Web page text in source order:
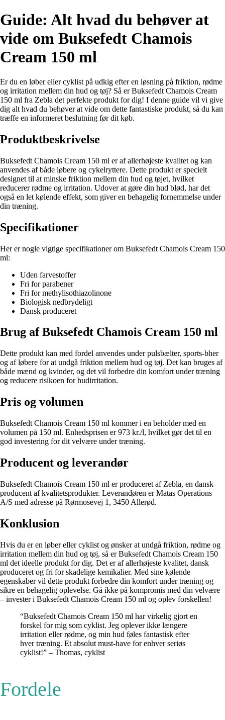
Guide: Alt hvad du behøver at
vide om Buksefedt Chamois
Cream 150 ml
Er du en løber eller cyklist på udkig efter en løsning på friktion, rødme
og irritation mellem din hud og tøj? Så er Buksefedt Chamois Cream
150 ml fra Zebla det perfekte produkt for dig! I denne guide vil vi give
dig alt hvad du behøver at vide om dette fantastiske produkt, så du kan
træffe en informeret beslutning før dit køb.
Produktbeskrivelse
Buksefedt Chamois Cream 150 ml er af allerhøjeste kvalitet og kan
anvendes af både løbere og cykelryttere. Dette produkt er specielt
designet til at minske friktion mellem din hud og tøjet, hvilket
reducerer rødme og irritation. Udover at gøre din hud blød, har det
også en let kølende effekt, som giver en behagelig fornemmelse under
din træning.
Specifikationer
Her er nogle vigtige specifikationer om Buksefedt Chamois Cream 150
ml:
Uden farvestoffer
Fri for parabener
Fri for methylisothiazolinone
Biologisk nedbrydeligt
Dansk produceret
Brug af Buksefedt Chamois Cream 150 ml
Dette produkt kan med fordel anvendes under pulsbælter, sports-bher
og af løbere for at undgå friktion mellem hud og tøj. Det kan bruges af
både mænd og kvinder, og det vil forbedre din komfort under træning
og reducere risikoen for hudirritation.
Pris og volumen
Buksefedt Chamois Cream 150 ml kommer i en beholder med en
volumen på 150 ml. Enhedsprisen er 973 kr./l, hvilket gør det til en
god investering for dit velvære under træning.
Producent og leverandør
Buksefedt Chamois Cream 150 ml er produceret af Zebla, en dansk
producent af kvalitetsprodukter. Leverandøren er Matas Operations
A/S med adresse på Rørmosevej 1, 3450 Allerød.
Konklusion
Hvis du er en løber eller cyklist og ønsker at undgå friktion, rødme og
irritation mellem din hud og tøj, så er Buksefedt Chamois Cream 150
ml det ideelle produkt for dig. Det er af allerhøjeste kvalitet, dansk
produceret og fri for skadelige kemikalier. Med sine kølende
egenskaber vil dette produkt forbedre din komfort under træning og
sikre en behagelig oplevelse. Gå ikke på kompromis med din velvære
– invester i Buksefedt Chamois Cream 150 ml og oplev forskellen!
“Buksefedt Chamois Cream 150 ml har virkelig gjort en
forskel for mig som cyklist. Jeg oplever ikke længere
irritation eller rødme, og min hud føles fantastisk efter
hver træning. Et absolut must-have for enhver seriøs
cyklist!” – Thomas, cyklist
Fordele